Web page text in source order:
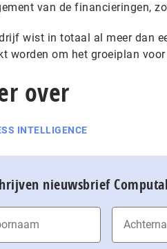
van de financieringen,
wist in totaal al meer dan
worden om het groeiplan
over
INTELLIGENCE
nieuwsbrief